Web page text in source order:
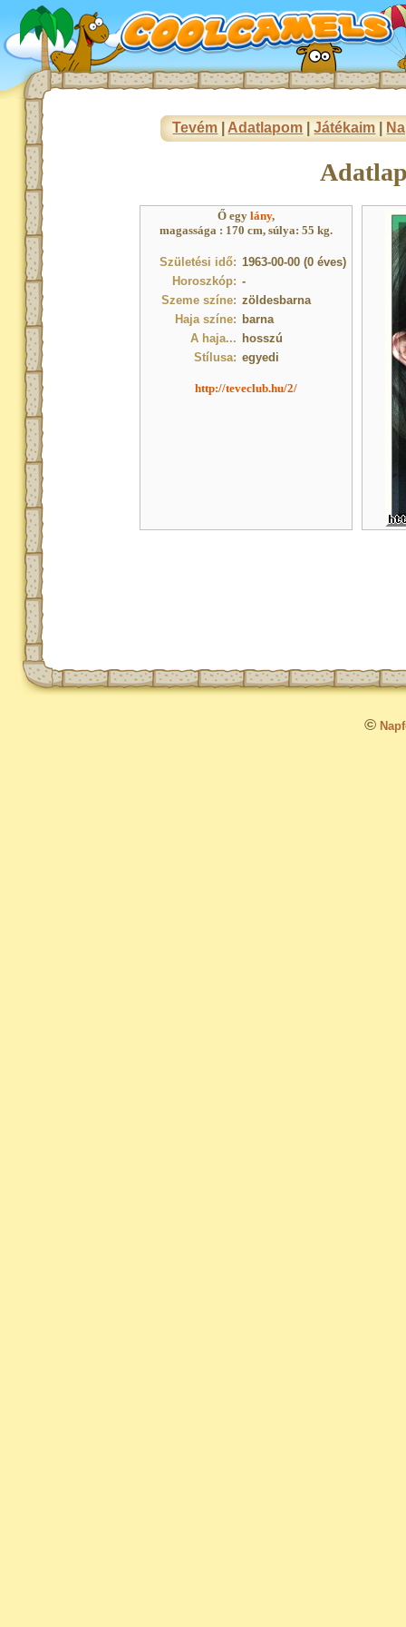
Tevém Adatlapom |Játékaim
Ő egy lány,
magassága : 170 cm, súlya: 55 kg.
Születési idő: 1963-00-00 (0 éves)
Horoszkóp: -
Szeme színe: zöldesbarna
Haja színe: barna
A haja... hosszú
Stílusa: egyedi
http://teveclub.hu/2/
©